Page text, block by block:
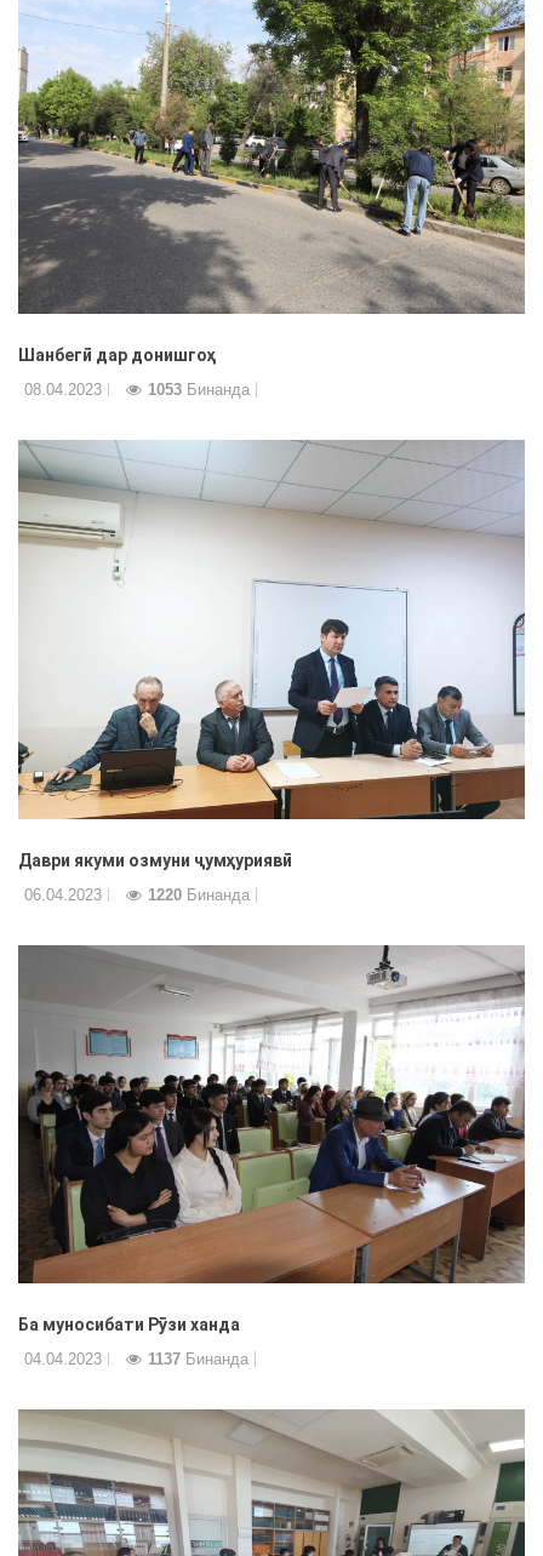
Шанбегӣ дар донишгоҳ
08.04.2023 1053 Бинанда
Даври якуми озмуни ҷумҳуриявӣ
06.04.2023 1220 Бинанда
Ба муносибати Рӯзи ханда
04.04.2023 1137 Бинанда